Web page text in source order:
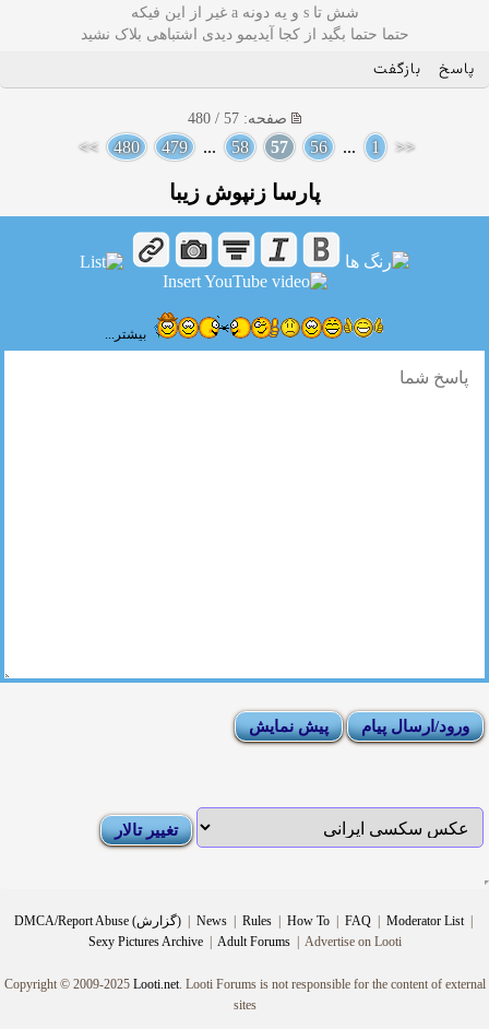
شش تا s و یه دونه a غیر از این فیکه
حتما حتما بگید از کجا آیدیمو دیدی اشتباهی بلاک نشید
پاسخ بازگفت
صفحه: 57 / 480
<<
1
...
56
57
58
...
479
480
>>
پارسا زنپوش زیبا
بیشتر...
DMCA/Report Abuse (گزارش) News Rules How To FAQ Moderator List
Sexy Pictures Archive
Adult Forums Advertise on Looti
Copyright © 2009-2025 Looti.net. Looti Forums is not responsible for the content of external
sites